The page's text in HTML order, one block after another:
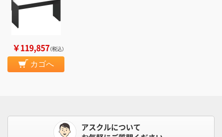
￥119,857（税込）
カゴへ
アスクルについて